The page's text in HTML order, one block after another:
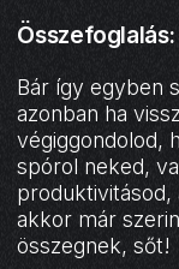
Összefoglalás:
Bár így egyben
azonban ha
végiggondolod,
spórol neked,
produktivitásod,
akkor már
összegnek, sőt!